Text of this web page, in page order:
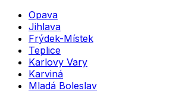
Opava
Jihlava
Frýdek-Místek
Teplice
Karlovy Vary
Karviná
Mladá Boleslav